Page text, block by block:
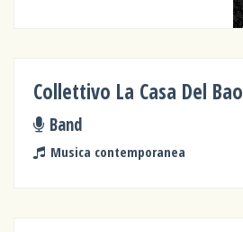
Collettivo La Casa Del Bao
Band
Musica contemporanea